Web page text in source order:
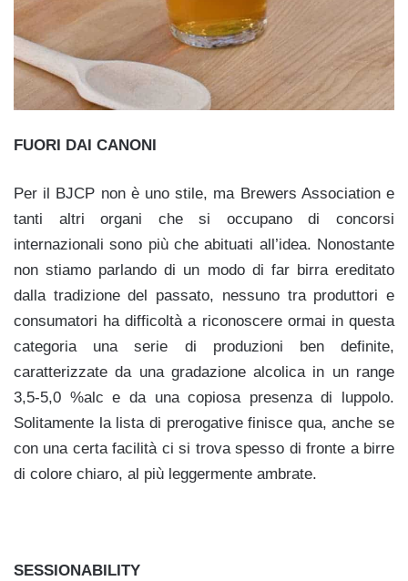
FUORI DAI CANONI
Per il BJCP non è uno stile, ma Brewers Association e
tanti altri organi che si occupano di concorsi
internazionali sono più che abituati all’idea. Nonostante
non stiamo parlando di un modo di far birra ereditato
dalla tradizione del passato, nessuno tra produttori e
consumatori ha difficoltà a riconoscere ormai in questa
categoria una serie di produzioni ben definite,
caratterizzate da una gradazione alcolica in un range
3,5-5,0 %alc e da una copiosa presenza di luppolo.
Solitamente la lista di prerogative finisce qua, anche se
con una certa facilità ci si trova spesso di fronte a birre
di colore chiaro, al più leggermente ambrate.
SESSIONABILITY